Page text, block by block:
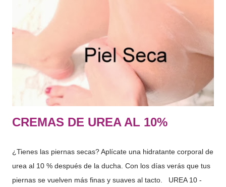
aminoácidos, PCA, lactatos, urea, amoniaco, acido úrico, iones
sodio , potasio… azucares etc.. en fin una cantidad de
sustancias capaces de captar agua y mantenerla dentro de las
células. El conjunto de sustancias que forman el FNH captan
agua del interior del organismo y del exterior, es decir, del
ambiente que n...
CREMAS DE UREA AL 10%
¿Tienes las piernas secas? Aplícate una hidratante corporal de
urea al 10 % después de la ducha. Con los días verás que tus
piernas se vuelven más finas y suaves al tacto. UREA 10 -